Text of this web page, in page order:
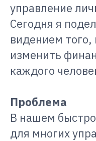
управление
Сегодня я
видением
изменить
каждого
Проблема
В нашем
для многих